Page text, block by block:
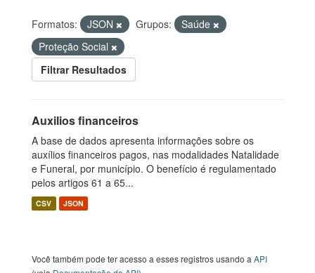
Formatos: JSON Grupos:
Saúde
Proteção Social
Filtrar Resultados
Auxilios financeiros
A base de dados apresenta informações sobre os
auxílios financeiros pagos, nas modalidades Natalidade
e Funeral, por município. O benefício é regulamentado
pelos artigos 61 a 65...
CSV JSON
Você também pode ter acesso a esses registros usando a API